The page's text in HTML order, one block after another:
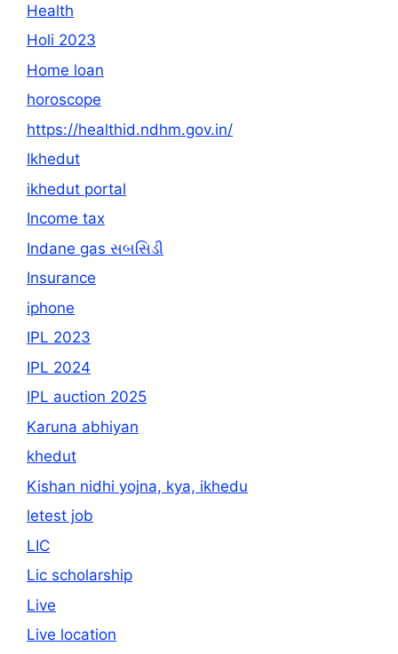
Health
Holi 2023
Home loan
horoscope
https://healthid.ndhm.gov.in/
Ikhedut
ikhedut portal
Income tax
Indane gas સબસિડી
Insurance
iphone
IPL 2023
IPL 2024
IPL auction 2025
Karuna abhiyan
khedut
Kishan nidhi yojna, kya, ikhedu
letest job
LIC
Lic scholarship
Live
Live location